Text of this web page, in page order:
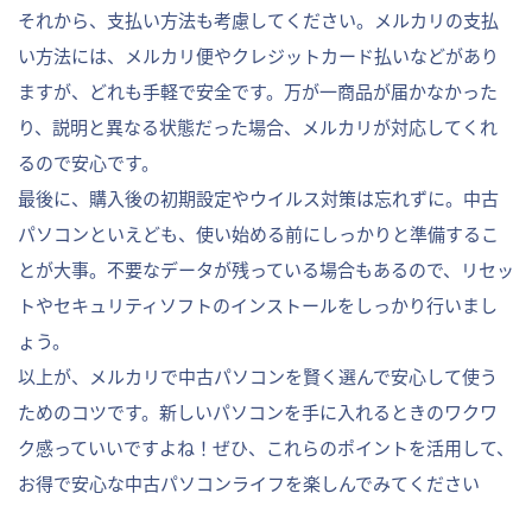
それから、支払い方法も考慮してください。メルカリの支払
い方法には、メルカリ便やクレジットカード払いなどがあり
ますが、どれも手軽で安全です。万が一商品が届かなかった
り、説明と異なる状態だった場合、メルカリが対応してくれ
るので安心です。
最後に、購入後の初期設定やウイルス対策は忘れずに。中古
パソコンといえども、使い始める前にしっかりと準備するこ
とが大事。不要なデータが残っている場合もあるので、リセッ
トやセキュリティソフトのインストールをしっかり行いまし
ょう。
以上が、メルカリで中古パソコンを賢く選んで安心して使う
ためのコツです。新しいパソコンを手に入れるときのワクワ
ク感っていいですよね！ぜひ、これらのポイントを活用して、
お得で安心な中古パソコンライフを楽しんでみてください